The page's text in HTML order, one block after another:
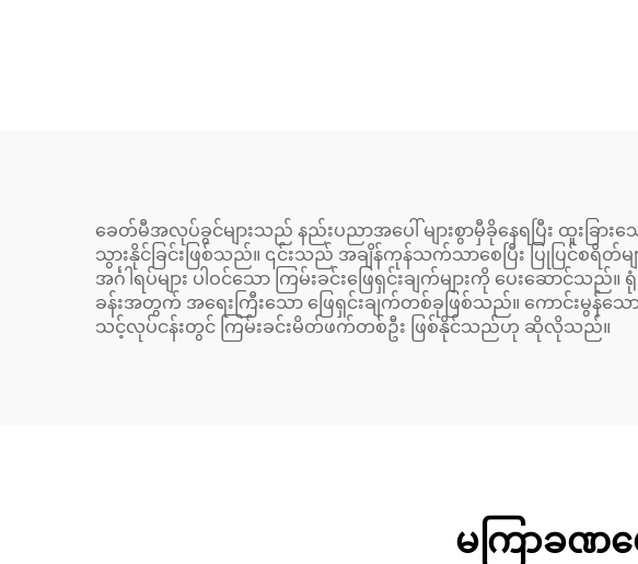
ခေတ်မီအလုပ်ခွင်များသည် နည်းပညာအပေါ် များစွာမှီခိုနေရပြီး ထူးခြ
သွားနိုင်ခြင်းဖြစ်သည်။ ၎င်းသည် အချိန်ကုန်သက်သာစေပြီး ပြုပြင်စရိတ်
အင်္ဂါရပ်များ ပါဝင်သော ကြမ်းခင်းဖြေရှင်းချက်များကို ပေးဆော
ခန်းအတွက် အရေးကြီးသော ဖြေရှင်းချက်တစ်ခုဖြစ်သည်။ ကောင်း
သင့်လုပ်ငန်းတွင် ကြမ်းခင်းမိတ်ဖက်တစ်ဦး ဖြစ်နိုင်သည်ဟု ဆိုလိုသည်။
မကြာခဏမ